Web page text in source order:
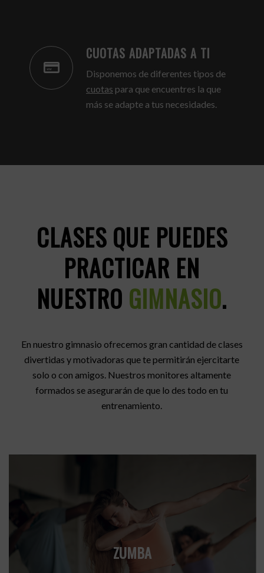
CUOTAS ADAPTADAS A TI
Disponemos de diferentes tipos de
cuotas para que encuentres la que
más se adapte a tus necesidades.
CLASES QUE PUEDES
PRACTICAR EN
NUESTRO GIMNASIO.
En nuestro gimnasio ofrecemos gran cantidad de clases
divertidas y motivadoras que te permitirán ejercitarte
solo o con amigos. Nuestros monitores altamente
formados se asegurarán de que lo des todo en tu
entrenamiento.
ZUMBA